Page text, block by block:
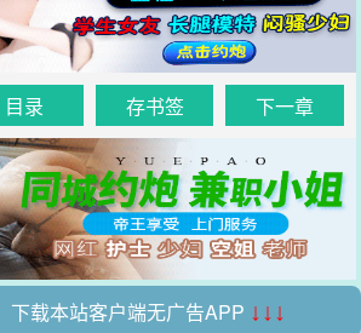
目录 存书签 下一章
下载本站客户端无广告APP ↓↓↓